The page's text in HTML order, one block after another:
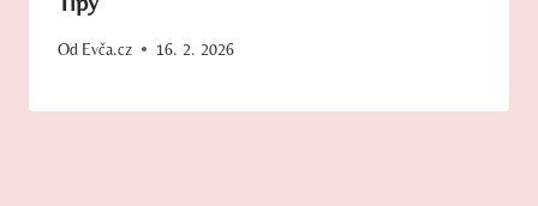
Od Evča.cz 16. 2. 2026